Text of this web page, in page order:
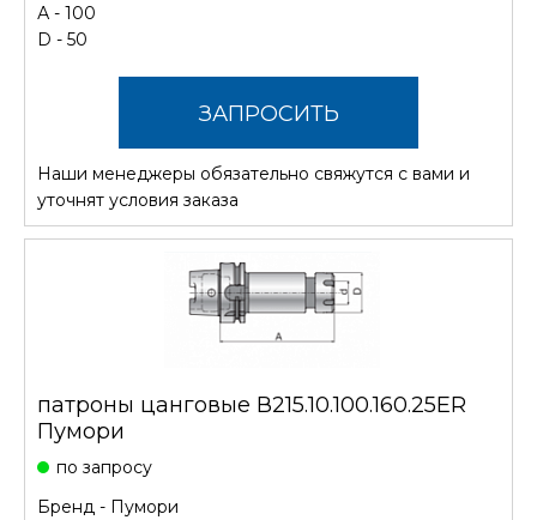
А - 100
D - 50
ЗАПРОСИТЬ
СТОИМОСТЬ
Наши менеджеры обязательно свяжутся с вами и
уточнят условия заказа
патроны цанговые В215.10.100.160.25ER
Пумори
по запросу
Бренд - Пумори